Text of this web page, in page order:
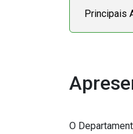
Principais
O